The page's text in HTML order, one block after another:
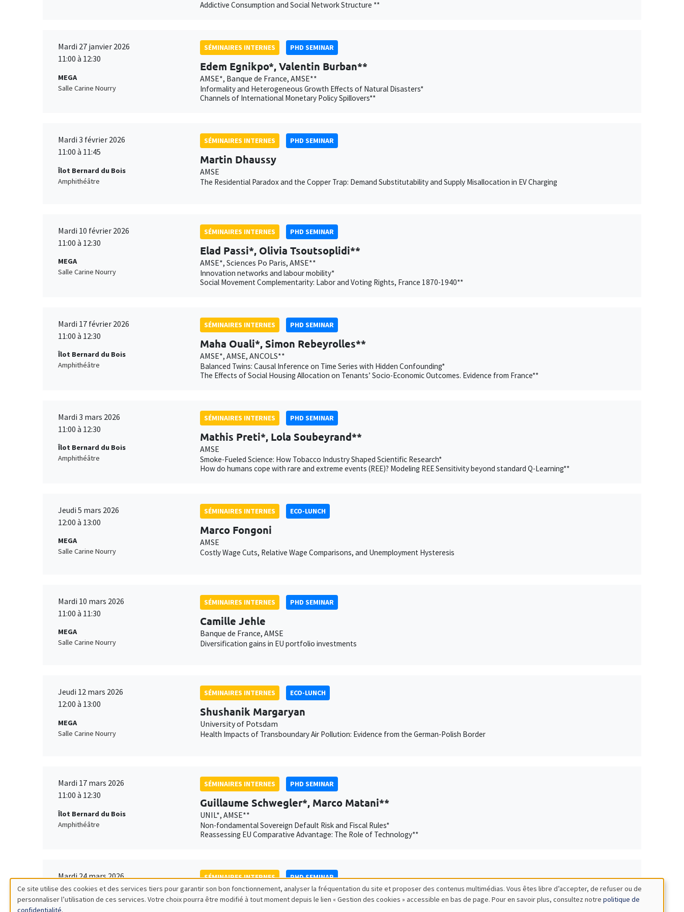
Addictive Consumption and Social Network Structure **
Mardi 27 janvier 2026
11:00 à 12:30
MEGA
Salle Carine Nourry
SÉMINAIRES INTERNES PHD SEMINAR
Edem Egnikpo*, Valentin Burban**
AMSE*, Banque de France, AMSE**
Informality and Heterogeneous Growth Effects of Natural Disasters*
Channels of International Monetary Policy Spillovers**
Mardi 3 février 2026
11:00 à 11:45
Îlot Bernard du Bois
Amphithéâtre
SÉMINAIRES INTERNES PHD SEMINAR
Martin Dhaussy
AMSE
The Residential Paradox and the Copper Trap: Demand Substitutability and Supply Misallocation in EV Charging
Mardi 10 février 2026
11:00 à 12:30
MEGA
Salle Carine Nourry
SÉMINAIRES INTERNES PHD SEMINAR
Elad Passi*, Olivia Tsoutsoplidi**
AMSE*, Sciences Po Paris, AMSE**
Innovation networks and labour mobility*
Social Movement Complementarity: Labor and Voting Rights, France 1870-1940**
Mardi 17 février 2026
11:00 à 12:30
Îlot Bernard du Bois
Amphithéâtre
SÉMINAIRES INTERNES PHD SEMINAR
Maha Ouali*, Simon Rebeyrolles**
AMSE*, AMSE, ANCOLS**
Balanced Twins: Causal Inference on Time Series with Hidden Confounding*
The Effects of Social Housing Allocation on Tenants’ Socio-Economic Outcomes. Evidence from France**
Mardi 3 mars 2026
11:00 à 12:30
Îlot Bernard du Bois
Amphithéâtre
SÉMINAIRES INTERNES PHD SEMINAR
Mathis Preti*, Lola Soubeyrand**
AMSE
Smoke-Fueled Science: How Tobacco Industry Shaped Scientific Research*
How do humans cope with rare and extreme events (REE)? Modeling REE Sensitivity beyond standard Q-Learning**
Jeudi 5 mars 2026
12:00 à 13:00
MEGA
Salle Carine Nourry
SÉMINAIRES INTERNES ECO-LUNCH
Marco Fongoni
AMSE
Costly Wage Cuts, Relative Wage Comparisons, and Unemployment Hysteresis
Mardi 10 mars 2026
11:00 à 11:30
MEGA
Salle Carine Nourry
SÉMINAIRES INTERNES PHD SEMINAR
Camille Jehle
Banque de France, AMSE
Diversification gains in EU portfolio investments
Jeudi 12 mars 2026
12:00 à 13:00
MEGA
Salle Carine Nourry
SÉMINAIRES INTERNES ECO-LUNCH
Shushanik Margaryan
University of Potsdam
Health Impacts of Transboundary Air Pollution: Evidence from the German-Polish Border
Mardi 17 mars 2026
11:00 à 12:30
Îlot Bernard du Bois
Amphithéâtre
SÉMINAIRES INTERNES PHD SEMINAR
Guillaume Schwegler*, Marco Matani**
UNIL*, AMSE**
Non-fondamental Sovereign Default Risk and Fiscal Rules*
Reassessing EU Comparative Advantage: The Role of Technology**
Mardi 24 mars 2026
11:00 à 12:30
MEGA
SÉMINAIRES INTERNES PHD SEMINAR
Xavier Chatron-Colliet*, Valentin Burban**
Ce site utilise des cookies et des services tiers pour garantir son bon fonctionnement, analyser la fréquentation du site et proposer des contenus multimédias. Vous êtes libre d’accepter, de refuser ou de
personnaliser l’utilisation de ces services. Votre choix pourra être modifié à tout moment depuis le lien « Gestion des cookies » accessible en bas de page. Pour en savoir plus, consultez notre politique de
confidentialité.